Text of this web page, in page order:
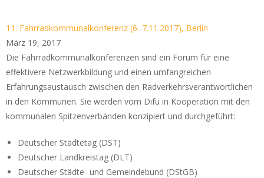
11. Fahrradkommunalkonferenz (6.-7.11.2017), Berlin
März 19, 2017
Die Fahrradkommunalkonferenzen sind ein Forum für eine
effektivere Netzwerkbildung und einen umfangreichen
Erfahrungsaustausch zwischen den Radverkehrsverantwortlichen
in den Kommunen. Sie werden vom Difu in Kooperation mit den
kommunalen Spitzenverbänden konzipiert und durchgeführt:
Deutscher Städtetag (DST)
Deutscher Landkreistag (DLT)
Deutscher Städte- und Gemeindebund (DStGB)